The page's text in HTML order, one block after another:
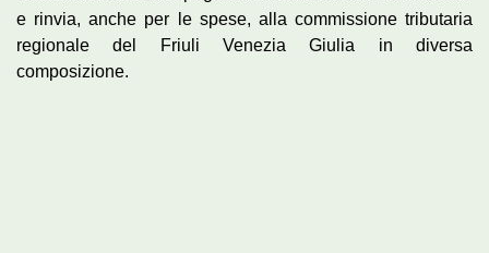
e rinvia, anche per le spese, alla commissione tributaria
regionale del Friuli Venezia Giulia in diversa
composizione.